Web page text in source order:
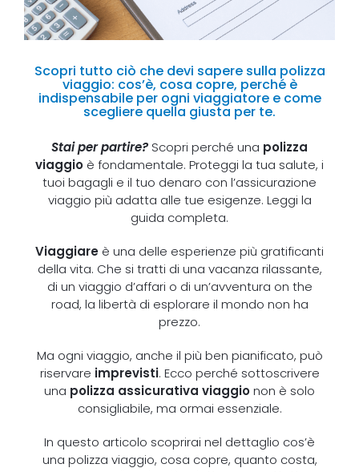
Scopri tutto ciò che devi sapere sulla polizza
viaggio: cos’è, cosa copre, perché è
indispensabile per ogni viaggiatore e come
scegliere quella giusta per te.
Stai per partire? Scopri perché una polizza
viaggio è fondamentale. Proteggi la tua salute, i
tuoi bagagli e il tuo denaro con l’assicurazione
viaggio più adatta alle tue esigenze. Leggi la
guida completa.
Viaggiare è una delle esperienze più gratificanti
della vita. Che si tratti di una vacanza rilassante,
di un viaggio d’affari o di un’avventura on the
road, la libertà di esplorare il mondo non ha
prezzo.
Ma ogni viaggio, anche il più ben pianificato, può
riservare imprevisti. Ecco perché sottoscrivere
una polizza assicurativa viaggionon è solo
consigliabile, ma ormai essenziale.
In questo articolo scoprirai nel dettaglio cos’è
una polizza viaggio, cosa copre, quanto costa,